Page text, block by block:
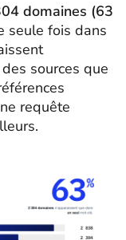
domaines (63
seule fois dans
sources que
requête